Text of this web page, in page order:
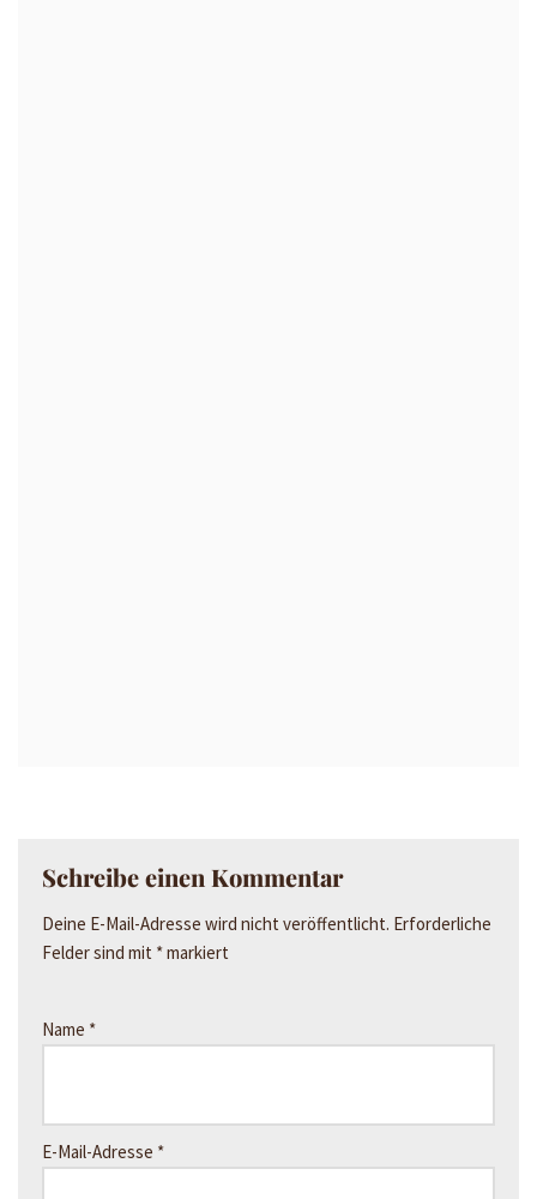
Schreibe einen Kommentar
Deine E-Mail-Adresse wird nicht veröffentlicht. Erforderliche
Felder sind mit *markiert
Name *
E-Mail-Adresse *